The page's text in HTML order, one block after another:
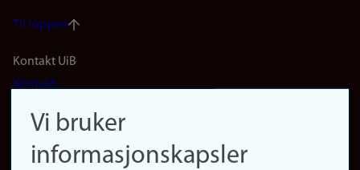
Til toppen
Footer
(no)
Kontakt UiB
Kontakt
Finn forsker
Presse
Vi bruker
informasjonskapsler